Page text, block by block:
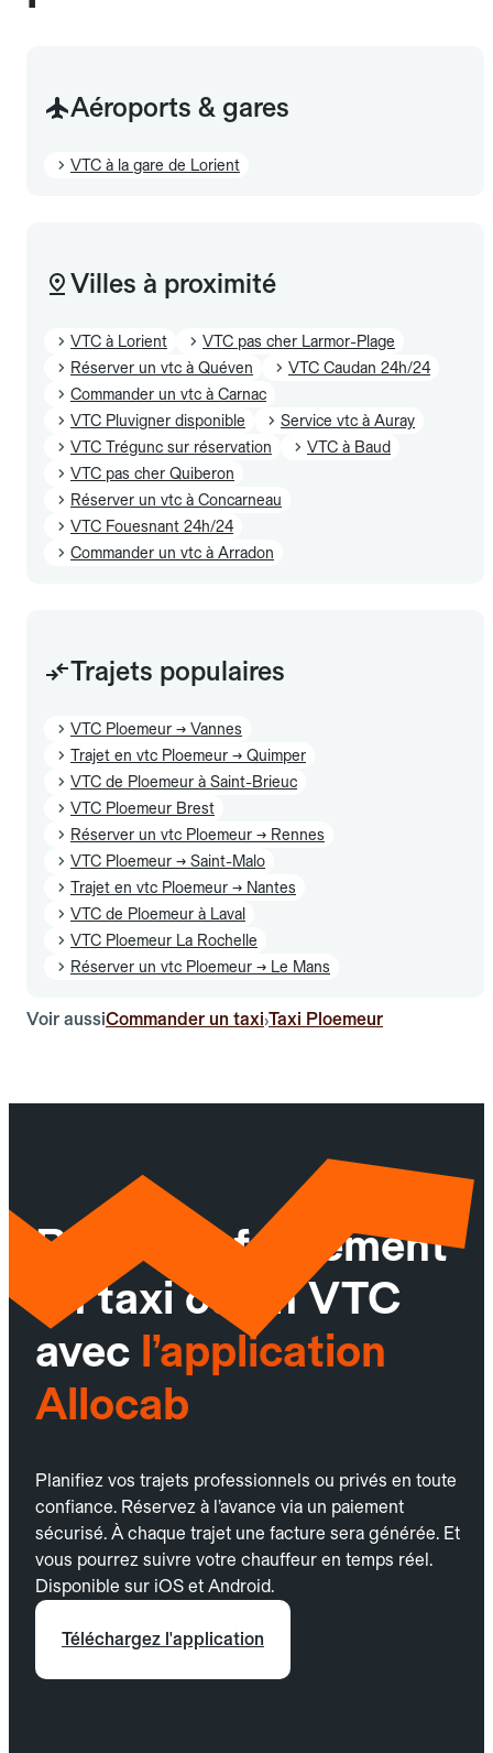
Aéroports & gares
VTC à la gare de Lorient
Villes à proximité
VTC à Lorient
VTC pas cher Larmor-Plage
Réserver un vtc à Quéven
VTC Caudan 24h/24
Commander un vtc à Carnac
VTC Pluvigner disponible
Service vtc à Auray
VTC Trégunc sur réservation
VTC à Baud
VTC pas cher Quiberon
Réserver un vtc à Concarneau
VTC Fouesnant 24h/24
Commander un vtc à Arradon
Trajets populaires
VTC Ploemeur → Vannes
Trajet en vtc Ploemeur → Quimper
VTC de Ploemeur à Saint-Brieuc
VTC Ploemeur Brest
Réserver un vtc Ploemeur → Rennes
VTC Ploemeur → Saint-Malo
Trajet en vtc Ploemeur → Nantes
VTC de Ploemeur à Laval
VTC Ploemeur La Rochelle
Réserver un vtc Ploemeur → Le Mans
Voir aussiCommander un taxi›Taxi Ploemeur
Réservez facilement
un taxi ou un VTC
avec l’application
Allocab
Planifiez vos trajets professionnels ou privés en toute
confiance. Réservez à l’avance via un paiement
sécurisé. À chaque trajet une facture sera générée. Et
vous pourrez suivre votre chauffeur en temps réel.
Disponible sur iOS et Android.
Téléchargez l'application